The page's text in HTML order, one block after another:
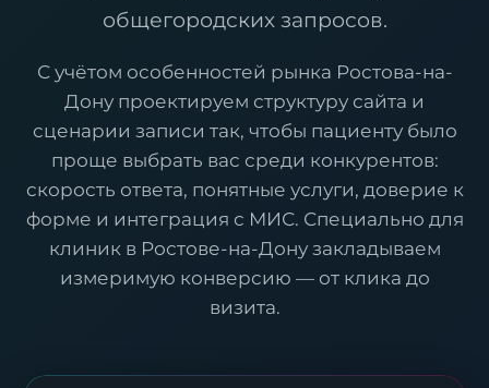
общегородских запросов.
С учётом особенностей рынка Ростова-на-
Дону проектируем структуру сайта и
сценарии записи так, чтобы пациенту было
проще выбрать вас среди конкурентов:
скорость ответа, понятные услуги, доверие к
форме и интеграция с МИС. Специально для
клиник в Ростове-на-Дону закладываем
измеримую конверсию — от клика до
визита.